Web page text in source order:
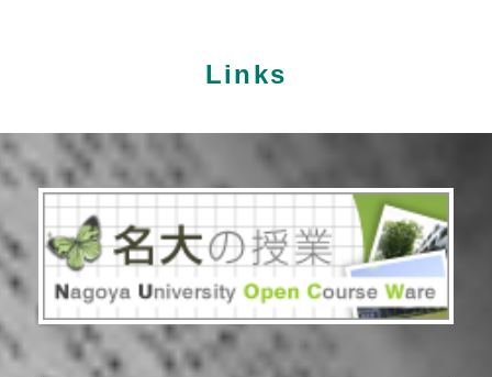
Links